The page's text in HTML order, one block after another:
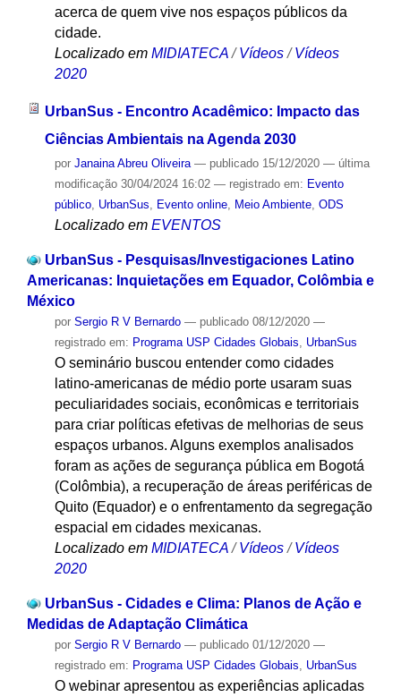
acerca de quem vive nos espaços públicos da
cidade.
Localizado em MIDIATECA /Vídeos /Vídeos
2020
UrbanSus - Encontro Acadêmico: Impacto das
Ciências Ambientais na Agenda 2030
por Janaina Abreu Oliveira — publicado15/12/2020 — última
modificação30/04/2024 16:02 — registrado em: Evento
público, UrbanSus, Evento online, Meio Ambiente, ODS
Localizado em EVENTOS
UrbanSus - Pesquisas/Investigaciones Latino
Americanas: Inquietações em Equador, Colômbia e
México
por Sergio R V Bernardo — publicado08/12/2020 —
registrado em: Programa USP Cidades Globais, UrbanSus
O seminário buscou entender como cidades
latino-americanas de médio porte usaram suas
peculiaridades sociais, econômicas e territoriais
para criar políticas efetivas de melhorias de seus
espaços urbanos. Alguns exemplos analisados
foram as ações de segurança pública em Bogotá
(Colômbia), a recuperação de áreas periféricas de
Quito (Equador) e o enfrentamento da segregação
espacial em cidades mexicanas.
Localizado em MIDIATECA /Vídeos /Vídeos
2020
UrbanSus - Cidades e Clima: Planos de Ação e
Medidas de Adaptação Climática
por Sergio R V Bernardo — publicado01/12/2020 —
registrado em: Programa USP Cidades Globais UrbanSus
O webinar apresentou as experiências aplicadas